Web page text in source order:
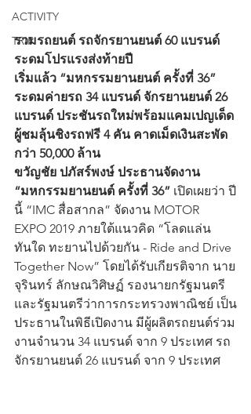
ACTIVITY
TRIP
รวมรถยนต์ รถจักรยานยนต์ 60 แบรนด์
ระดมโปรแรงส่งท้ายปี
เริ่มแล้ว “มหกรรมยานยนต์ ครั้งที่ 36”
ระดมค่ายรถ 34 แบรนด์ จักรยานยนต์ 26
แบรนด์ ประชันรถใหม่พร้อมแคมเปญเด็ด
ผู้ชมลุ้นชิงรถฟรี 4 คัน คาดเม็ดเงินสะพัด
กว่า 50,000 ล้าน
ขวัญชัย ปภัสร์พงษ์ ประธานจัดงาน
“มหกรรมยานยนต์ ครั้งที่ 36” เปิดเผยว่า ปี
นี้ “IMC สื่อสากล” จัดงาน MOTOR
EXPO 2019 ภายใต้แนวคิด “โลดแล่น
ทันใด ทะยานไปด้วยกัน - Ride and Drive
Together Now” โดยได้รับเกียรติจาก นาย
จุรินทร์ ลักษณวิศิษฏ์ รองนายกรัฐมนตรี
และรัฐมนตรีว่าการกระทรวงพาณิชย์ เป็น
ประธานในพิธีเปิดงาน มีผู้ผลิตรถยนต์ร่วม
งานจำนวน 34 แบรนด์ จาก 9 ประเทศ รถ
จักรยานยนต์ 26 แบรนด์ จาก 9 ประเทศ